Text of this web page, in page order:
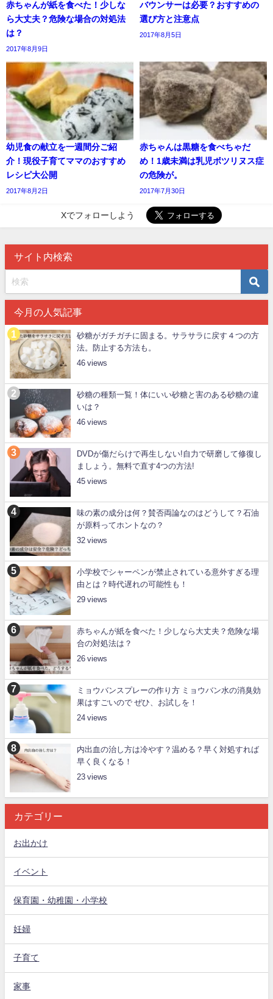
赤ちゃんが紙を食べた！少しな
ら大丈夫？危険な場合の対処法
は？
2017年8月9日
バウンサーは必要？おすすめの
選び方と注意点
2017年8月5日
幼児食の献立を一週間分ご紹
介！現役子育てママのおすすめ
レシピ大公開
2017年8月2日
赤ちゃんは黒糖を食べちゃだ
め！1歳未満は乳児ボツリヌス症
の危険が。
2017年7月30日
Xでフォローしよう
サイト内検索
今月の人気記事
砂糖がガチガチに固まる。サラサラに戻す４つの方
法。防止する方法も。
46
砂糖の種類一覧！体にいい砂糖と害のある砂糖の違
いは？
46
DVDが傷だらけで再生しない!自力で研磨して修復し
ましょう。無料で直す4つの方法!
45
味の素の成分は何？賛否両論なのはどうして？石油
が原料ってホントなの？
32
小学校でシャーペンが禁止されている意外すぎる理
由とは？時代遅れの可能性も！
29
赤ちゃんが紙を食べた！少しなら大丈夫？危険な場
合の対処法は？
26
ミョウバンスプレーの作り方 ミョウバン水の消臭効
果はすごいので ぜひ、お試しを！
24
内出血の治し方は冷やす？温める？早く対処すれば
早く良くなる！
23
カテゴリー
お出かけ
イベント
保育園・幼稚園・小学校
妊婦
子育て
家事